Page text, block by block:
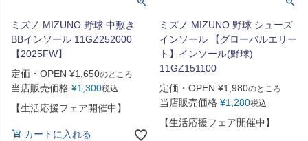
ミズノ MIZUNO 野球 中敷き
BBインソール 11GZ252000
【2025FW】
定価・OPEN ¥1,650のところ
当店販売価格 ¥1,300税込
【生活応援フェア開催中】
カートに入れる
ミズノ MIZUNO 野球 シューズ
インソール 【グローバルエリー
ト】インソール(野球)
11GZ151100
定価・OPEN ¥1,980のところ
当店販売価格 ¥1,280税込
【生活応援フェア開催中】